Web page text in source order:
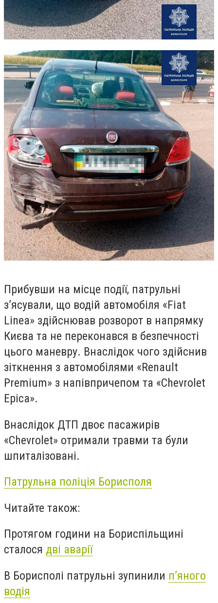
Прибувши на місце події, патрульні
з’ясували, що водій автомобіля «Fiat
Linea» здійснював розворот в напрямку
Києва та не переконався в безпечності
цього маневру. Внаслідок чого здійснив
зіткнення з автомобілями «Renault
Premium» з напівпричепом та «Chevrolet
Epica».
Внаслідок ДТП двоє пасажирів
«Chevrolet» отримали травми та були
шпиталізовані.
Патрульна поліція Борисполя
Читайте також:
Протягом години на Бориспільщині
сталося дві аварії
В Борисполі патрульні зупинили п’яного
водія